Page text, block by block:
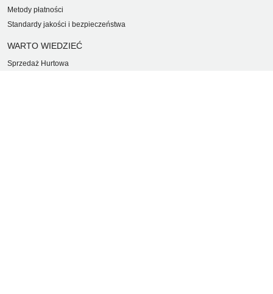
Metody płatności
Standardy jakości i bezpieczeństwa
WARTO WIEDZIEĆ
Sprzedaż Hurtowa